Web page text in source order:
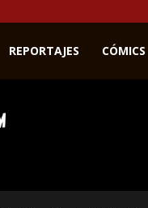
REPORTAJES CÓMICS